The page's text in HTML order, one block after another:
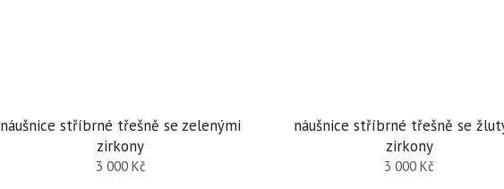
náušnice stříbrné třešně se zelenými
zirkony
3 000 Kč
náušnice stříbrné třešně se
zirkony
3 000Kč